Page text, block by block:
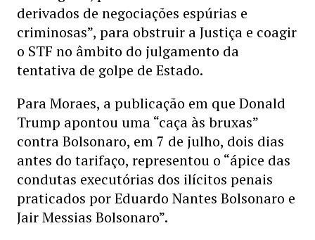
derivados de negociações espúrias e
criminosas”, para obstruir a Justiça e coagir
o STF no âmbito do julgamento da
tentativa de golpe de Estado.
Para Moraes, a publicação em que Donald
Trump apontou uma “caça às bruxas”
contra Bolsonaro, em 7 de julho, dois dias
antes do tarifaço, representou o “ápice das
condutas executórias dos ilícitos penais
praticados por Eduardo Nantes Bolsonaro e
Jair Messias Bolsonaro”.